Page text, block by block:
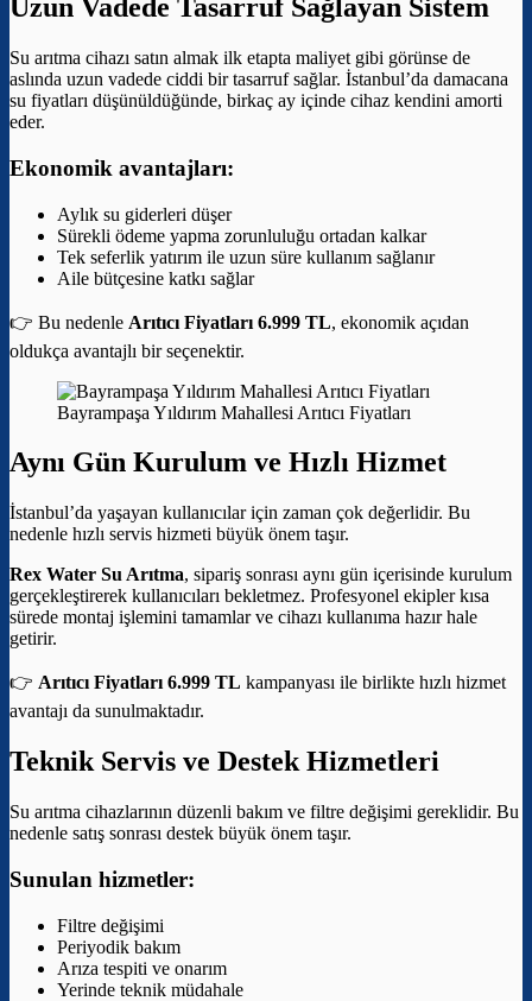
Uzun Vadede Tasarruf Sağlayan Sistem
Su arıtma cihazı satın almak ilk etapta maliyet gibi görünse de
aslında uzun vadede ciddi bir tasarruf sağlar. İstanbul’da damacana
su fiyatları düşünüldüğünde, birkaç ay içinde cihaz kendini amorti
eder.
Ekonomik avantajları:
Aylık su giderleri düşer
Sürekli ödeme yapma zorunluluğu ortadan kalkar
Tek seferlik yatırım ile uzun süre kullanım sağlanır
Aile bütçesine katkı sağlar
👉 Bu nedenle Arıtıcı Fiyatları 6.999 TL, ekonomik açıdan
oldukça avantajlı bir seçenektir.
Bayrampaşa Yıldırım Mahallesi Arıtıcı Fiyatları
Aynı Gün Kurulum ve Hızlı Hizmet
İstanbul’da yaşayan kullanıcılar için zaman çok değerlidir. Bu
nedenle hızlı servis hizmeti büyük önem taşır.
Rex Water Su Arıtma, sipariş sonrası aynı gün içerisinde kurulum
gerçekleştirerek kullanıcıları bekletmez. Profesyonel ekipler kısa
sürede montaj işlemini tamamlar ve cihazı kullanıma hazır hale
getirir.
👉 Arıtıcı Fiyatları 6.999 TL kampanyası ile birlikte hızlı hizmet
avantajı da sunulmaktadır.
Teknik Servis ve Destek Hizmetleri
Su arıtma cihazlarının düzenli bakım ve filtre değişimi gereklidir. Bu
nedenle satış sonrası destek büyük önem taşır.
Sunulan hizmetler:
Filtre değişimi
Periyodik bakım
Arıza tespiti ve onarım
Yerinde teknik müdahale